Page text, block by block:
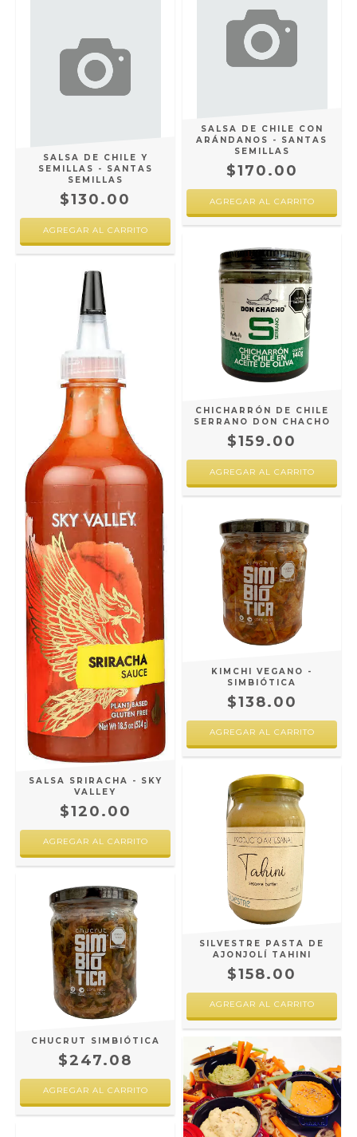
SALSA DE CHILE Y
SEMILLAS - SANTAS
SEMILLAS
$130.00
SALSA DE CHILE CON
ARÁNDANOS - SANTAS
SEMILLAS
$170.00
SALSA SRIRACHA - SKY
VALLEY
$120.00
CHICHARRÓN DE CHILE
SERRANO DON CHACHO
$159.00
CHUCRUT SIMBIÓTICA
$247.08
AGREGAR AL CARRITO
KIMCHI VEGANO -
SIMBIÓTICA
$138.00
AGREGAR AL CARRITO
SILVESTRE PASTA DE
AJONJOLÍ TAHINI
$158.00